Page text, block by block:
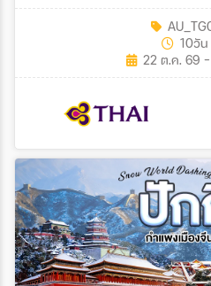
10วั
22 ต.ค. 69